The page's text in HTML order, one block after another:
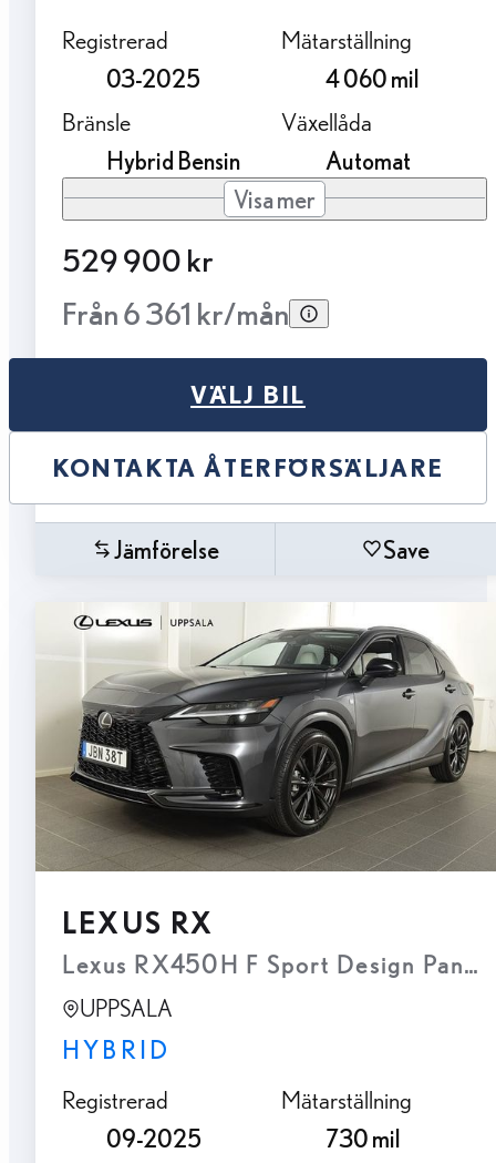
Registrerad
03-2025
Mätarställning
4 060 mil
Bränsle
Hybrid Bensin
Växellåda
Automat
Visa mer
529 900 kr
Från 6 361 kr/mån
VÄLJ BIL
KONTAKTA ÅTERFÖRSÄLJARE
Jämförelse Save
LEXUS RX
UPPSALA
HYBRID
Registrerad
09-2025
Mätarställning
730 mil